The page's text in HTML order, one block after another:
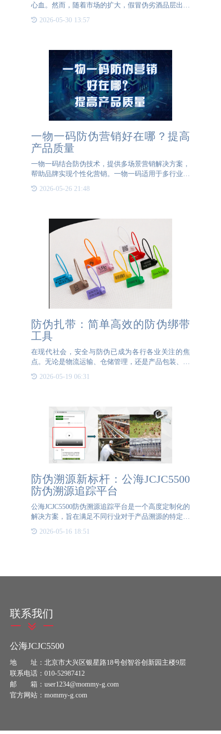
心血。然而，随着市场的扩大，假冒伪劣酒品层出不
穷，严重威胁着消费者的健康与权益。为了应对这一
挑战，酒业防伪技术再次迎来革新，激光镭射标签与
2026-05-30 13:57
一物一码防伪营销好在哪？提高
产品质量
一物一码结合防伪技术，提供多场景营销解决方案，
帮助品牌实现个性化营销。一物一码适用于多行业：
酒水行业、家居建材、医疗器械、农产品行业、食品
行业、母婴行业、汽配行业、保健品行业等。防伪数
2026-05-26 21:48
防伪扎带：简单高效的防伪绑带
工具
在现代社会，安全与防伪已成为各行各业关注的焦
点。无论是物流运输、仓储管理，还是产品包装、设
备维护，都需要有效的防伪措施来确保物品的安全性
和真实性。防伪扎带作为一种简单而高效的防伪工
2026-05-19 06:31
防伪溯源新标杆：公海JCJC5500
防伪溯源追踪平台
公海JCJC5500防伪溯源追踪平台是一个高度定制化的
解决方案，旨在满足不同行业对于产品溯源的特定需
求。公海JCJC5500防伪溯源追踪平台深刻理解各行业
的痛点和监管要求，因此为每一个行业量身定制了专
2026-05-16 18:51
联系我们
公海JCJC5500
地 址：北京市大兴区银星路18号创智谷创新园主楼9层
联系电话：010-52987412
邮 箱：user1234@mommy-g.com
官方网站：mommy-g.com